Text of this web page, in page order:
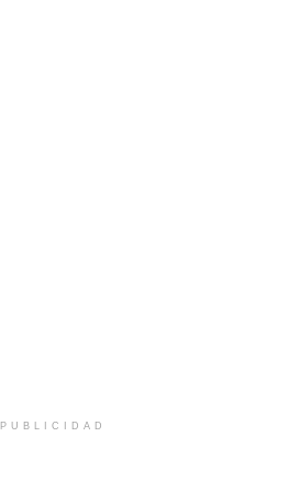
PUBLICIDAD